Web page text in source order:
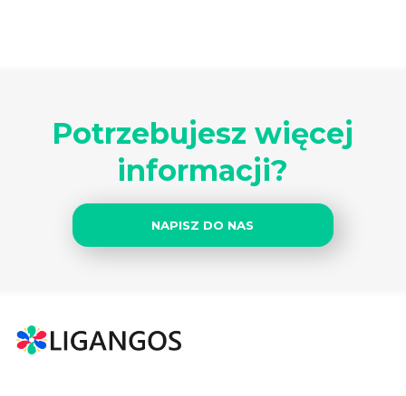
Potrzebujesz więcej
informacji?
NAPISZ DO NAS